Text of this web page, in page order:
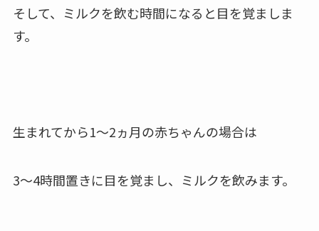
そして、ミルクを飲む時間になると目を覚ましま
す。
生まれてから1〜2ヵ月の赤ちゃんの場合は
3〜4時間置きに目を覚まし、 ミルクを飲みます。